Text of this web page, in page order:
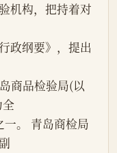
构，把持着对
政纲要》，提出
商品检验局(以
。 青岛商检局